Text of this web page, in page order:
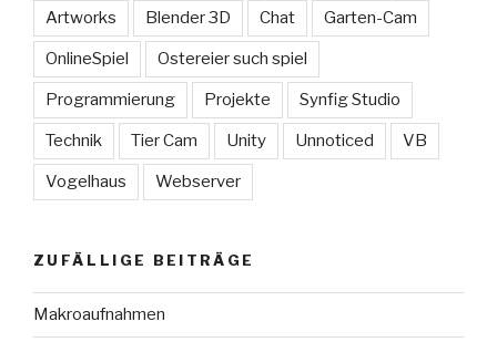
Artworks Blender 3D Chat Garten-Cam
OnlineSpiel Ostereier such spiel
Programmierung Projekte Synfig Studio
Technik Tier Cam Unity Unnoticed VB
Vogelhaus Webserver
ZUFÄLLIGE BEITRÄGE
Makroaufnahmen